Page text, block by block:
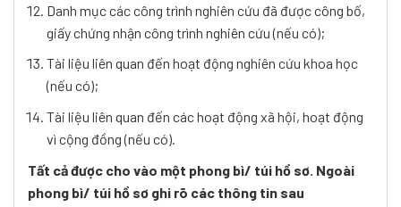
Danh mục các công trình nghiên cứu đã được công bố,
giấy chứng nhận công trình nghiên cứu (nếu có);
Tài liệu liên quan đến hoạt động nghiên cứu khoa học
(nếu có);
Tài liệu liên quan đến các hoạt động xã hội, hoạt động
vì cộng đồng (nếu có).
Tất cả được cho vào một phong bì/ túi hồ sơ. Ngoài
phong bì/ túi hồ sơ ghi rõ các thông tin sau